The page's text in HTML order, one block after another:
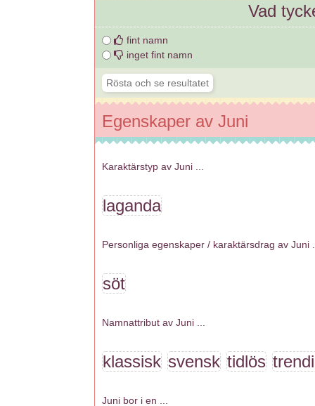
Vad
fint namn
inget fint namn
Egenskaper av Juni
Karaktärstyp av Juni ...
laganda
Personliga egenskaper / karaktärsdrag av Juni
söt
Namnattribut av Juni ...
klassisk svensk tidlös
Juni bor i en ...